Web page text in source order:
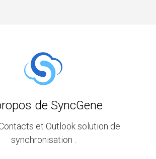
de SyncGene
et Outlook solution de
synchronisation .